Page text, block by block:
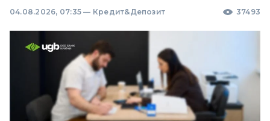
04.08.2026, 07:35 — Кредит&Депозит 37493